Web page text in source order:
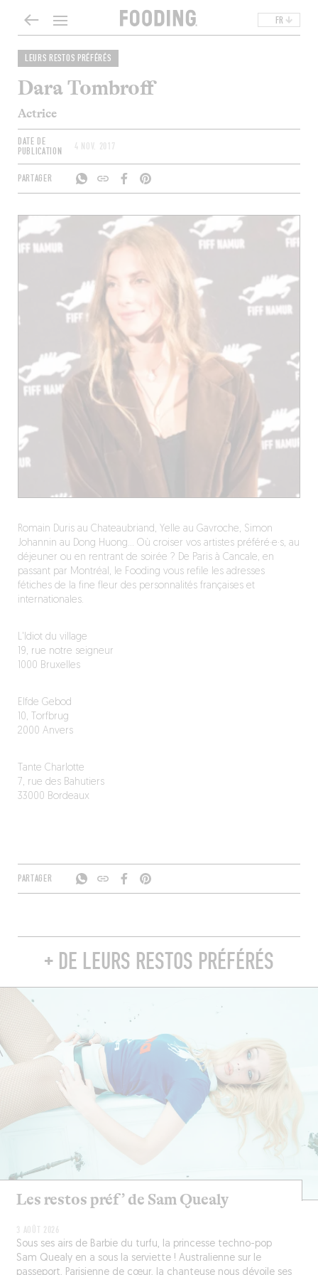
FR
LEURS RESTOS PRÉFÉRÉS
Dara Tombroff
Actrice
DATE DE
PUBLICATION
4 NOV. 2017
PARTAGER
Romain Duris au Chateaubriand, Yelle au Gavroche, Simon
Johannin au Dong Huong… Où croiser vos artistes préféré·e·s, au
déjeuner ou en rentrant de soirée ? De Paris à Cancale, en
passant par Montréal, le Fooding vous refile les adresses
fétiches de la fine fleur des personnalités françaises et
internationales.
L'Idiot du village
19, rue notre seigneur
1000 Bruxelles
Elfde Gebod
10, Torfbrug
2000 Anvers
Tante Charlotte
7, rue des Bahutiers
33000 Bordeaux
PARTAGER
+ DE LEURS RESTOS PRÉFÉRÉS
Les restos préf’ de Sam Quealy
3 AOÛT 2026
Sous ses airs de Barbie du turfu, la princesse techno-pop
Sam Quealy en a sous la serviette ! Australienne sur le
passeport, Parisienne de cœur, la chanteuse nous dévoile ses